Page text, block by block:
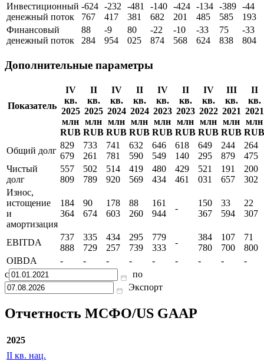
Инвестиционный
денежный поток
-624
767
-232
417
-481
381
-140
682
-424
201
-134
485
-389
585
-44
193
Финансовый
денежный поток
88
284
-9
954
80
025
-22
874
-10
568
-33
624
75
838
-33
804
Дополнительные параметры
Показатель
IV
кв.
2025
млн
RUB
II
кв.
2025
млн
RUB
IV
кв.
2024
млн
RUB
II
кв.
2024
млн
RUB
IV
кв.
2023
млн
RUB
II
кв.
2023
млн
RUB
IV
кв.
2022
млн
RUB
III
кв.
2021
млн
RUB
II
кв.
2021
млн
RUB
Общий долг
829
679
733
261
741
781
632
590
646
549
618
140
649
295
244
879
264
475
Чистый
долг
557
809
502
789
514
920
419
569
480
434
429
461
521
031
191
657
200
302
Износ,
истощение
и
амортизация
184
364
90
674
178
603
88
260
161
944
-
150
367
33
594
22
307
EBITDA
737
888
335
729
434
257
295
739
779
333
-
384
780
107
700
71
800
OIBDA
- - - - - - - -
-
с
по
Экспорт
Отчетность МСФО/US GAAP
2025
II кв. нац.